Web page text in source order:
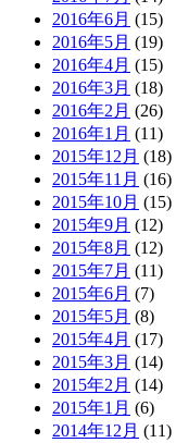
2016年6月 (15)
2016年5月 (19)
2016年4月 (15)
2016年3月 (18)
2016年2月 (26)
2016年1月 (11)
2015年12月 (18)
2015年11月 (16)
2015年10月 (15)
2015年9月 (12)
2015年8月 (12)
2015年7月 (11)
2015年6月 (7)
2015年5月 (8)
2015年4月 (17)
2015年3月 (14)
2015年2月 (14)
2015年1月 (6)
2014年12月 (11)